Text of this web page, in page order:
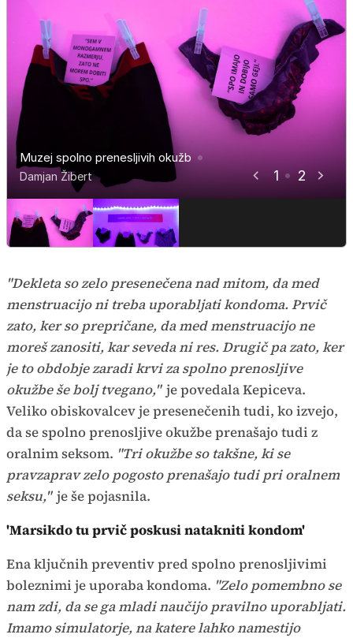
1 2
Muzej spolno prenesljivih okužb
Damjan Žibert
Muzej spolno prenesljivih okužb
Damjan Žibert
"Dekleta so zelo presenečena nad mitom, da med
menstruacijo ni treba uporabljati kondoma. Prvič
zato, ker so prepričane, da med menstruacijo ne
moreš zanositi, kar seveda ni res. Drugič pa zato, ker
je to obdobje zaradi krvi za spolno prenosljive
okužbe še bolj tvegano," je povedala Kepiceva.
Veliko obiskovalcev je presenečenih tudi, ko izvejo,
da se spolno prenosljive okužbe prenašajo tudi z
oralnim seksom. "Tri okužbe so takšne, ki se
pravzaprav zelo pogosto prenašajo tudi pri oralnem
seksu," je še pojasnila.
'Marsikdo tu prvič poskusi natakniti kondom'
Ena ključnih preventiv pred spolno prenosljivimi
boleznimi je uporaba kondoma. "Zelo pomembno se
nam zdi, da se ga mladi naučijo pravilno uporabljati.
Imamo simulatorje, na katere lahko namestijo